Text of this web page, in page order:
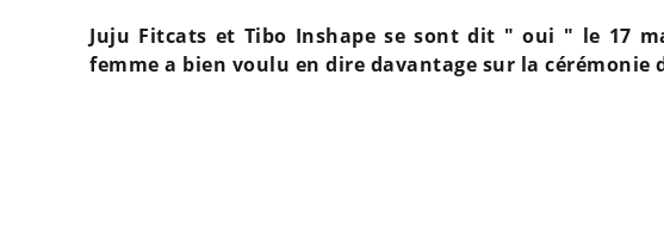
Juju Fitcats et Tibo Inshape se sont dit " oui " le 17
femme a bien voulu en dire davantage sur la cérémonie